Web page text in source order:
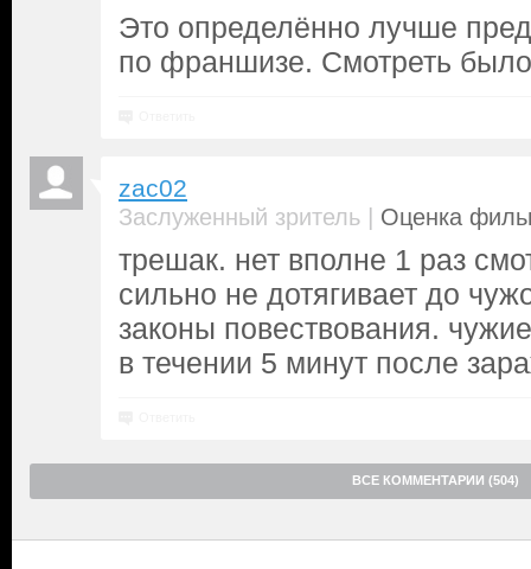
Это определённо лучше
по франшизе. Смотреть
zac02
Заслуженный зритель | Оценка
трешак. нет вполне 1 раз
сильно не дотягивает до
законы повествования.
в течении 5 минут после
ВСЕ КОММЕНТАРИИ (504)